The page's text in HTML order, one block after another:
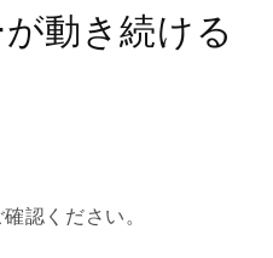
が動き続ける
認ください。